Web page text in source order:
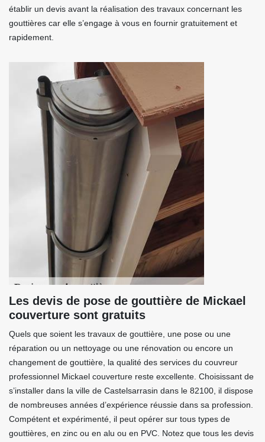
établir un devis avant la réalisation des travaux concernant les
gouttières car elle s’engage à vous en fournir gratuitement et
rapidement.
Les devis de pose de gouttière de Mickael
couverture sont gratuits
Quels que soient les travaux de gouttière, une pose ou une
réparation ou un nettoyage ou une rénovation ou encore un
changement de gouttière, la qualité des services du couvreur
professionnel Mickael couverture reste excellente. Choisissant de
s’installer dans la ville de Castelsarrasin dans le 82100, il dispose
de nombreuses années d’expérience réussie dans sa profession.
Compétent et expérimenté, il peut opérer sur tous types de
gouttières, en zinc ou en alu ou en PVC. Notez que tous les devis